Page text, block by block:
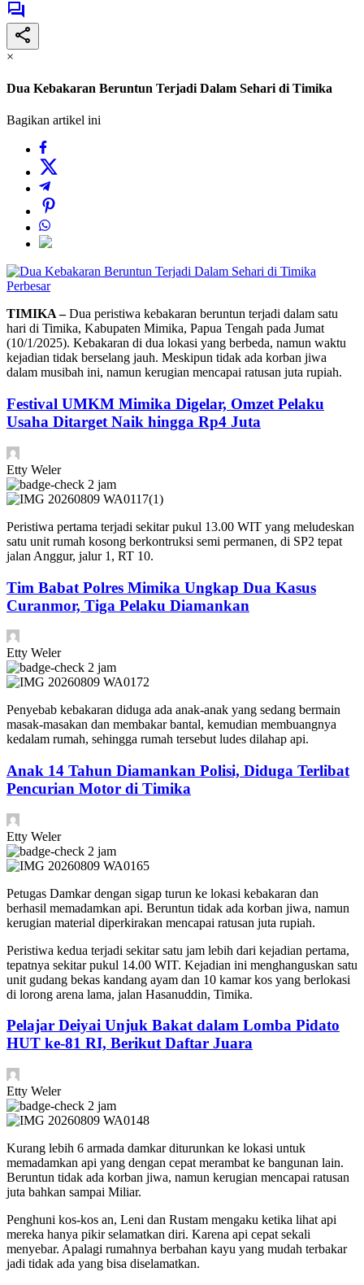
×
Dua Kebakaran Beruntun Terjadi Dalam Sehari di Timika
Bagikan artikel ini
Perbesar
TIMIKA –Dua peristiwa kebakaran beruntun terjadi dalam satu
hari di Timika, Kabupaten Mimika, Papua Tengah pada Jumat
(10/1/2025). Kebakaran di dua lokasi yang berbeda, namun waktu
kejadian tidak berselang jauh. Meskipun tidak ada korban jiwa
dalam musibah ini, namun kerugian mencapai ratusan juta rupiah.
Festival UMKM Mimika Digelar, Omzet Pelaku
Usaha Ditarget Naik hingga Rp4 Juta
Etty Weler
2 jam
Peristiwa pertama terjadi sekitar pukul 13.00 WIT yang meludeskan
satu unit rumah kosong berkontruksi semi permanen, di SP2 tepat
jalan Anggur, jalur 1, RT 10.
Tim Babat Polres Mimika Ungkap Dua Kasus
Curanmor, Tiga Pelaku Diamankan
Etty Weler
2 jam
Penyebab kebakaran diduga ada anak-anak yang sedang bermain
masak-masakan dan membakar bantal, kemudian membuangnya
kedalam rumah, sehingga rumah tersebut ludes dilahap api.
Anak 14 Tahun Diamankan Polisi, Diduga Terlibat
Pencurian Motor di Timika
Etty Weler
2 jam
Petugas Damkar dengan sigap turun ke lokasi kebakaran dan
berhasil memadamkan api. Beruntun tidak ada korban jiwa, namun
kerugian material diperkirakan mencapai ratusan juta rupiah.
Peristiwa kedua terjadi sekitar satu jam lebih dari kejadian pertama,
tepatnya sekitar pukul 14.00 WIT. Kejadian ini menghanguskan satu
unit gudang bekas kandang ayam dan 10 kamar kos yang berlokasi
di lorong arena lama, jalan Hasanuddin, Timika.
Pelajar Deiyai Unjuk Bakat dalam Lomba Pidato
HUT ke-81 RI, Berikut Daftar Juara
Etty Weler
2 jam
Kurang lebih 6 armada damkar diturunkan ke lokasi untuk
memadamkan api yang dengan cepat merambat ke bangunan lain.
Beruntun tidak ada korban jiwa, namun kerugian mencapai ratusan
juta bahkan sampai Miliar.
Penghuni kos-kos an, Leni dan Rustam mengaku ketika lihat api
mereka hanya pikir selamatkan diri. Karena api cepat sekali
menyebar. Apalagi rumahnya berbahan kayu yang mudah terbakar
jadi tidak ada yang bisa diselamatkan.